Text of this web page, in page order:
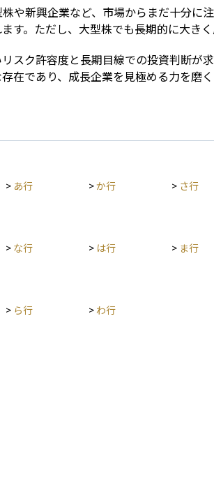
や新興企業など、市場からまだ十分に
す。ただし、大型株でも長期的に大き
スク許容度と長期目線での投資判断が
在であり、成長企業を見極める力を磨
> あ行 >か行 > さ行
> な行 > は行 > ま行
> ら行 > わ行